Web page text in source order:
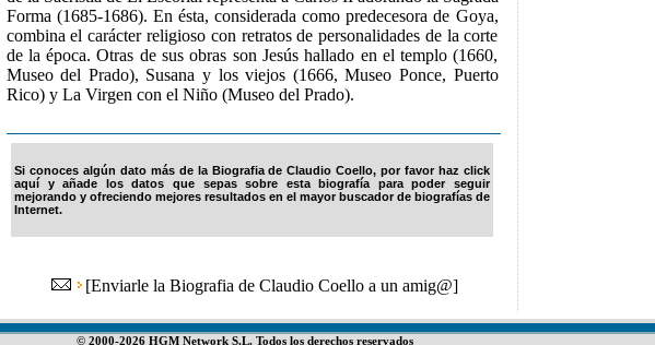
Forma (1685-1686). En ésta, considerada como predecesora de Goya,
combina el carácter religioso con retratos de personalidades de la corte
de la época. Otras de sus obras son Jesús hallado en el templo (1660,
Museo del Prado), Susana y los viejos (1666, Museo Ponce, Puerto
Rico) y La Virgen con el Niño (Museo del Prado).
Si conoces algún dato más de la Biografia de Claudio Coello, por favor haz click
aquí y añade los datos que sepas sobre esta biografía para poder seguir
mejorando y ofreciendo mejores resultados en el mayor buscador de biografías de
Internet.
[Enviarle la Biografia de Claudio Coello a un amig@]
© 2000-2026 HGM Network S.L. Todos los derechos reservados